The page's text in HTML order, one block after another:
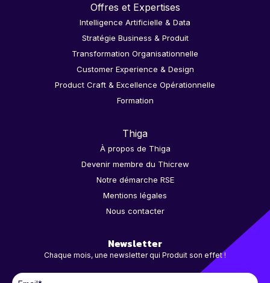
Offres et Expertises
Intelligence Artificielle & Data
Stratégie Business & Produit
Transformation Organisationnelle
Customer Experience & Design
Product Craft & Excellence Opérationnelle
Formation
Thiga
À propos de Thiga
Devenir membre du Thicrew
Notre démarche RSE
Mentions légales
Nous contacter
Newsletter
Chaque mois, une newsletter qui Produit son effet !